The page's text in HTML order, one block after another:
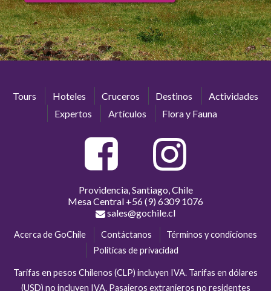
Tours Hoteles Cruceros Destinos
Actividades
Expertos
Artículos Flora y Fauna
Providencia, Santiago, Chile
Mesa Central +56 (9) 6309 1076
sales@gochile.cl
Acerca de GoChile Contáctanos
Términos y condiciones
Políticas de privacidad
Tarifas en pesos Chilenos (CLP) incluyen IVA. Tarifas en dólares
(USD) no incluyen IVA. Pasajeros extranjeros no residentes